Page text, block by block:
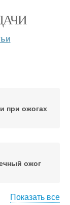
при ожогах
ожог
Показать все